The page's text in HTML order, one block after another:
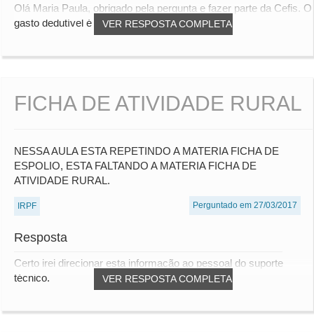
VER RESPOSTA COMPLETA
Olá Maria Paula, obrigado pela pergunta e fazer parte da Cefis. O
gasto dedutível é aquele que efeti...
FICHA DE ATIVIDADE RURAL
NESSA AULA ESTA REPETINDO A MATERIA FICHA DE
ESPOLIO, ESTA FALTANDO A MATERIA FICHA DE
ATIVIDADE RURAL.
IRPF Perguntado em 27/03/2017
Resposta
VER RESPOSTA COMPLETA
Certo irei direcionar esta informação ao pessoal do suporte
técnico.